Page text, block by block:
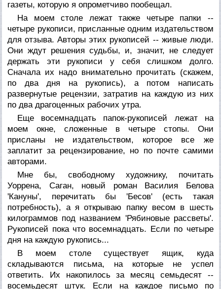
газеты, которую я опрометчиво пообещал.
На моем столе лежат также четыре папки --
четыре рукописи, присланные одним издательством
для отзыва. Авторы этих рукописей -- живые люди.
Они ждут решения судьбы, и, значит, не следует
держать эти рукописи у себя слишком долго.
Сначала их надо внимательно прочитать (скажем,
по два дня на рукопись), а потом написать
развернутые рецензии, затратив на каждую из них
по два драгоценных рабочих утра.
Еще восемнадцать папок-рукописей лежат на
моем окне, сложенные в четыре стопы. Они
присланы не издательством, которое все же
заплатит за рецензирование, но по почте самими
авторами.
Мне бы, свободному художнику, почитать
Уоррена, Саган, новый роман Василия Белова
'Кануны', перечитать бы 'Бесов' (есть такая
потребность), а я открываю папку весом в шесть
килограммов под названием 'Рябиновые рассветы'.
Рукописей пока что восемнадцать. Если по четыре
дня на каждую рукопись...
В моем столе существует ящик, куда
складываются письма, на которые не успел
ответить. Их накопилось за месяц семьдесят --
восемьдесят штук. Если на каждое письмо по